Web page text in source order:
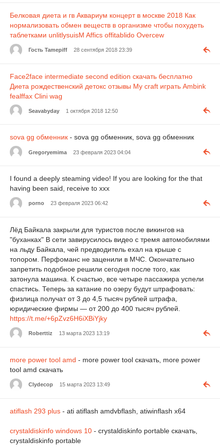
Белковая диета и гв Аквариум концерт в москве 2018 Как
нормализовать обмен веществ в организме чтобы похудеть
таблетками unlitlysuisM Affics offitablido Overcew
Гость Tamepiff 28 сентября 2018 23:39
Face2face intermediate second edition скачать бесплатно
Диета рождественский детокс отзывы My craft играть Ambink
fealffax Clini wag
Seavabyday 1 октября 2018 12:50
sova gg обменник - sova gg обменник, sova gg обменник
Gregoryemima 23 февраля 2023 04:04
I found a deeply steaming video! If you are looking for the that
having been said, receive to xxx
porno 23 февраля 2023 06:42
Лёд Байкала закрыли для туристов после викингов на
"буханках" В сети завирусилось видео с тремя автомобилями
на льду Байкала, чей предводитель ехал на крыше с
топором. Перфоманс не заценили в МЧС. Окончательно
запретить подобное решили сегодня после того, как
затонула машина. К счастью, все четыре пассажира успели
спастись. Теперь за катание по озеру будут штрафовать:
физлица получат от 3 до 4,5 тысяч рублей штрафа,
юридические фирмы — от 200 до 400 тысяч рублей.
https://t.me/+6pZvz6H6iXBiYjky
Roberttiz 13 марта 2023 13:19
more power tool amd - more power tool скачать, more power
tool amd скачать
Clydecop 15 марта 2023 13:49
atiflash 293 plus - ati atiflash amdvbflash, atiwinflash x64
crystaldiskinfo windows 10 - crystaldiskinfo portable скачать,
crystaldiskinfo portable